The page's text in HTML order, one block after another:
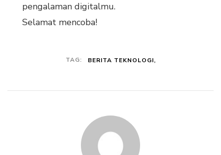
pengalaman digitalmu.
Selamat mencoba!
TAG: BERITA TEKNOLOGI